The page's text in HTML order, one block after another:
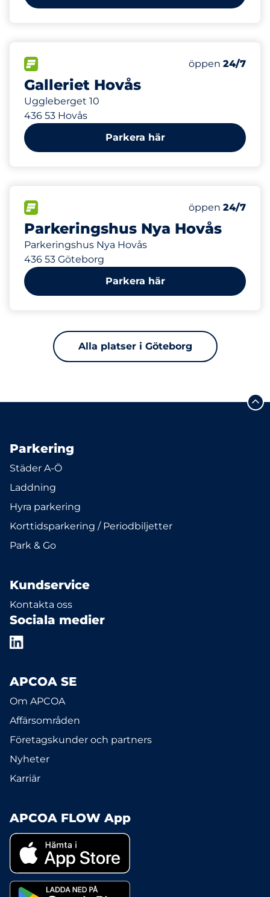
Galleriet Hovås
Uggleberget 10
436 53 Hovås
Antal
Totalt antal
Lördag
öppen 24/7
99 m
Parkera här
Parkeringshus Nya Hovås
Parkeringshus Nya Hovås
436 53 Göteborg
Lördag
öppen 24/7
175 m
Parkera här
Alla platser i Göteborg
Parkering
Städer A-Ö
Laddning
Hyra parkering
Korttidsparkering / Periodbiljetter
Park & Go
Kundservice
Kontakta oss
Sociala medier
APCOA SE
Om APCOA
Affärsområden
Företagskunder och partners
Nyheter
Karriär
APCOA FLOW App